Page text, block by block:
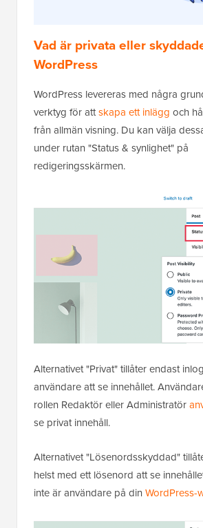
Vad är privata eller
WordPress
WordPress levereras med några
verktyg för attskapa ett inlägg och
från allmän visning. Du kan välja
under rutan "Status & synlighet" på
redigeringsskärmen.
Alternativet "Privat" tillåter endast
användare att se innehållet.
rollen Redaktör eller Administratör
se privat innehåll.
Alternativet "Lösenordsskyddad"
helst med ett lösenord att se
inte är användare på din WordPress-